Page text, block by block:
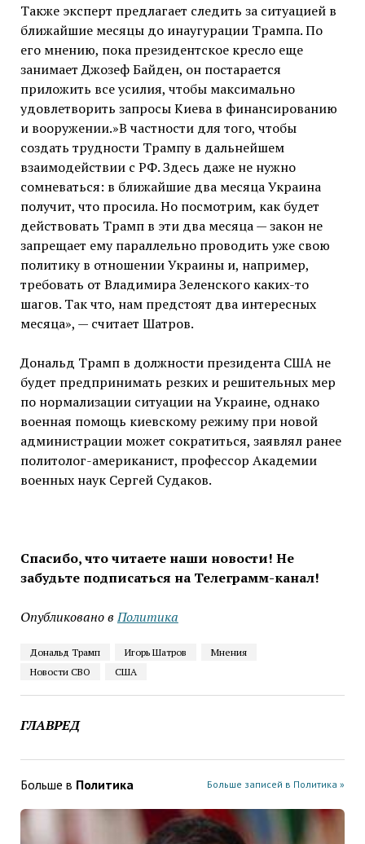
Также эксперт предлагает следить за ситуацией в
ближайшие месяцы до инаугурации Трампа. По
его мнению, пока президентское кресло еще
занимает Джозеф Байден, он постарается
приложить все усилия, чтобы максимально
удовлетворить запросы Киева в финансированию
и вооружении.»В частности для того, чтобы
создать трудности Трампу в дальнейшем
взаимодействии с РФ. Здесь даже не нужно
сомневаться: в ближайшие два месяца Украина
получит, что просила. Но посмотрим, как будет
действовать Трамп в эти два месяца — закон не
запрещает ему параллельно проводить уже свою
политику в отношении Украины и, например,
требовать от Владимира Зеленского каких-то
шагов. Так что, нам предстоят два интересных
месяца», — считает Шатров.
Дональд Трамп в должности президента США не
будет предпринимать резких и решительных мер
по нормализации ситуации на Украине, однако
военная помощь киевскому режиму при новой
администрации может сократиться, заявлял ранее
политолог-американист, профессор Академии
военных наук Сергей Судаков.
Спасибо, что читаете наши новости! Не
забудьте подписаться на Телеграмм-канал!
Опубликовано в Политика
Дональд Трамп Игорь Шатров
Мнения
Новости СВО
США
ГЛАВРЕД
Больше в Политика Больше записей в Политика »